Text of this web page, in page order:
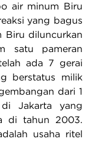
air minum Biru
yang bagus
Biru diluncurkan
satu pameran
ada 7 gerai
berstatus milik
dari 1
Jakarta yang
di tahun 2003.
usaha ritel